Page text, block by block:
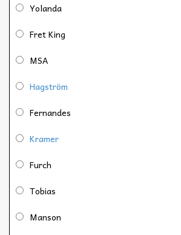
Yolanda
Fret King
MSA
Hagström
Fernandes
Kramer
Furch
Tobias
Manson